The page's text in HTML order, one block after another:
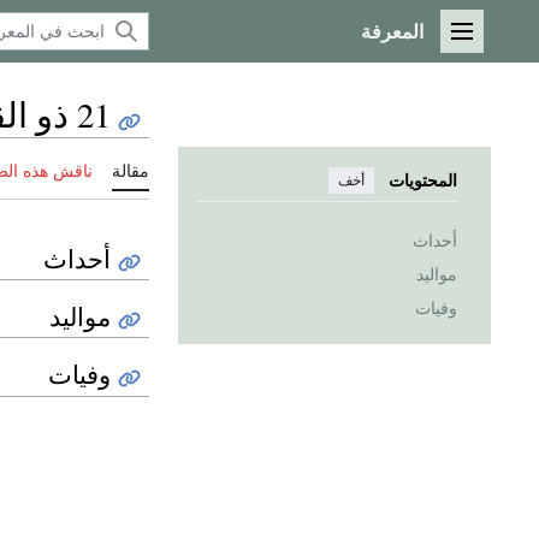
القائمة الرئيسية
المعرفة
المحتويات أخف
أحداث
مواليد
وفيات
21 ذو القعدة
مقالة ناقش هذه
أحداث
مواليد
وفيات